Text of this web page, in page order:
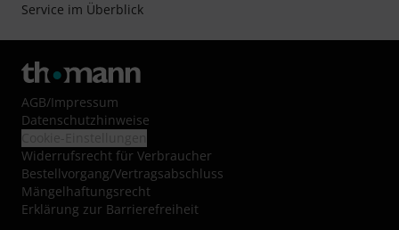
Service im Überblick
AGB/Impressum
Datenschutzhinweise
Widerrufsrecht für Verbraucher
Bestellvorgang/Vertragsabschluss
Mängelhaftungsrecht
Erklärung zur Barrierefreiheit